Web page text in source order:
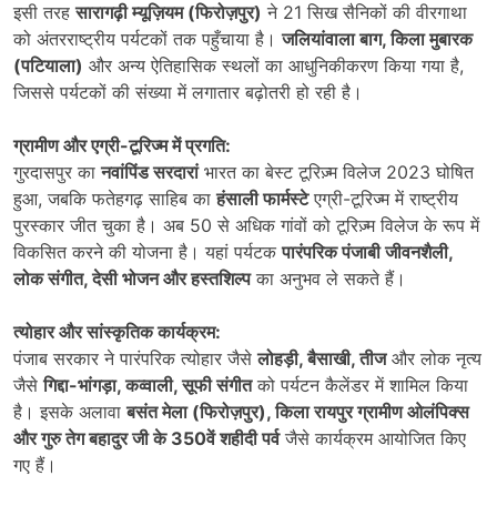
इसी तरहसारागढ़ी म्यूज़ियम (फिरोज़पुर) ने 21 सिख सैनिकों की वीरगाथा
को अंतरराष्ट्रीय पर्यटकों तक पहुँचाया है।जलियांवाला बाग,किला मुबारक
(पटियाला) और अन्य ऐतिहासिक स्थलों का आधुनिकीकरण किया गया है,
जिससे पर्यटकों की संख्या में लगातार बढ़ोतरी हो रही है।
ग्रामीण और एग्री-टूरिज्म में प्रगति:
गुरदासपुर कानवांपिंड सरदारांभारत का बेस्ट टूरिज़्म विलेज 2023 घोषित
हुआ, जबकि फतेहगढ़ साहिब काहंसाली फार्मस्टेएग्री-टूरिज्म में राष्ट्रीय
पुरस्कार जीत चुका है। अब 50 से अधिक गांवों को टूरिज़्म विलेज के रूप में
विकसित करने की योजना है। यहां पर्यटकपारंपरिक पंजाबी जीवनशैली,
लोक संगीत,देसी भोजन और हस्तशिल्पका अनुभव ले सकते हैं।
त्योहार और सांस्कृतिक कार्यक्रम:
पंजाब सरकार ने पारंपरिक त्योहार जैसेलोहड़ी,बैसाखी,तीजऔर लोक नृत्य
जैसेगिद्दा-भांगड़ा,कव्वाली,सूफी संगीतको पर्यटन कैलेंडर में शामिल किया
है। इसके अलावाबसंत मेला (फिरोज़पुर),किला रायपुर ग्रामीण ओलंपिक्स
और गुरु तेग बहादुर जी के 350वें शहीदी पर्वजैसे कार्यक्रम आयोजित किए
गए हैं।